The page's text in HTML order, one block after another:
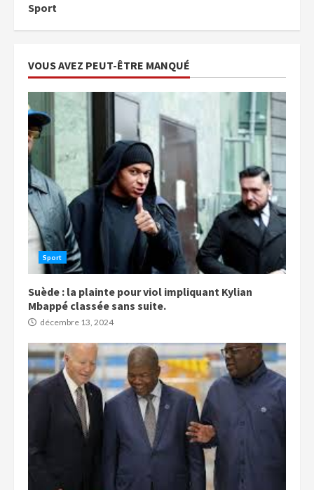
Sport
VOUS AVEZ PEUT-ÊTRE MANQUÉ
Sport
Suède : la plainte pour viol impliquant Kylian
Mbappé classée sans suite.
décembre 13, 2024